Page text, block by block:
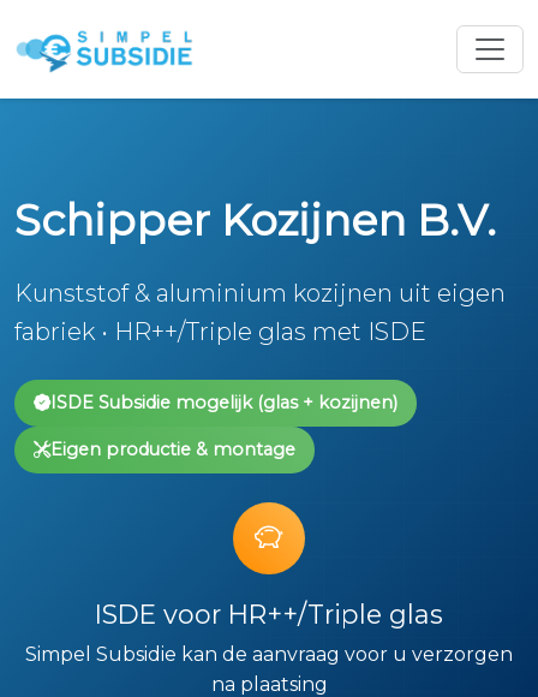
Schipper Kozijnen B.V.
Kunststof & aluminium kozijnen uit eigen
fabriek • HR++/Triple glas met ISDE
ISDE Subsidie mogelijk (glas + kozijnen)
Eigen productie & montage
ISDE voor HR++/Triple glas
Simpel Subsidie kan de aanvraag voor u verzorgen
na plaatsing